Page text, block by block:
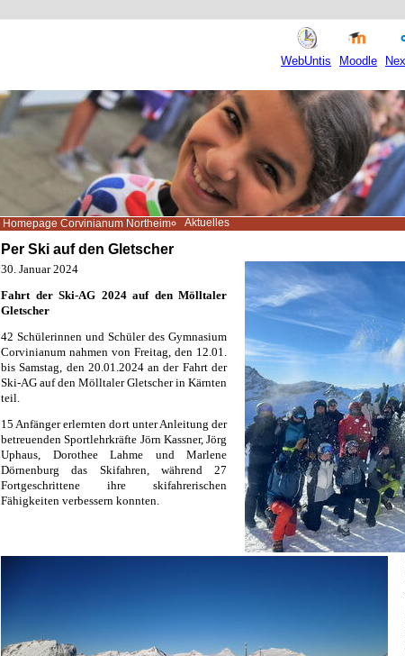
WebUntis Moodle
Homepage Corvinianum Northeim Aktuelles
Per Ski auf den Gletscher
30. Januar 2024
Fahrt der Ski-AG 2024 auf den Mölltaler
Gletscher
42 Schülerinnen und Schüler des Gymnasium
Corvinianum nahmen von Freitag, den 12.01.
bis Samstag, den 20.01.2024 an der Fahrt der
Ski-AG auf den Mölltaler Gletscher in Kärnten
teil.
15 Anfänger erlernten dort unter Anleitung der
betreuenden Sportlehrkräfte Jörn Kassner, Jörg
Uphaus, Dorothee Lahme und Marlene
Dörnenburg das Skifahren, während 27
Fortgeschrittene ihre skifahrerischen
Fähigkeiten verbessern konnten.